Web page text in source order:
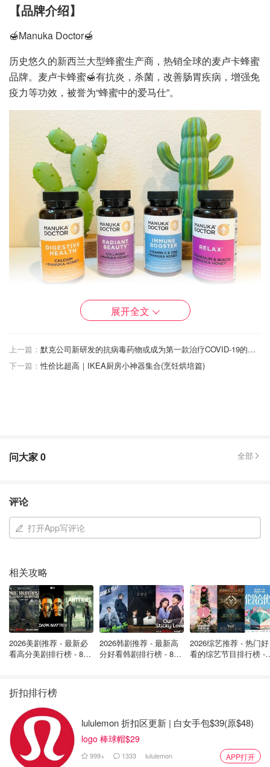
【品牌介绍】
🍯Manuka Doctor🍯
历史悠久的新西兰大型蜂蜜生产商，热销全球的麦卢卡蜂蜜
品牌。麦卢卡蜂蜜🍯有抗炎，杀菌，改善肠胃疾病，增强免
疫力等功效，被誉为“蜂蜜中的爱马仕”。
这次新推出的4款胶囊型保健品，每一瓶中也都含有高系数
强），相较于其他品牌而言，可以说是非常特别保健产品
了。
✅主要成分：MGO 300麦卢卡蜂蜜，胶原蛋白，维生素C，
展开全文
上一篇：
默克公司新研发的抗病毒药物或成为第一款治疗COVID-19的口服新冠特效药
下一篇： 性价比超高｜IKEA厨房小神器集合(烹饪烘培篇)
问大家0 全部
评论
打开App写评论
相关攻略
2026美剧推荐 - 最新必
看高分美剧排行榜 - 8月
2026韩剧推荐 - 最新高
分好看韩剧排行榜 - 8月
2026综艺推荐 - 热门好
看的综艺节目排行榜 -
折扣排行榜
lululemon 折扣区更新 | 白女手包$39(原$48)
logo 棒球帽$29
999+ 1333 lululemon APP打开